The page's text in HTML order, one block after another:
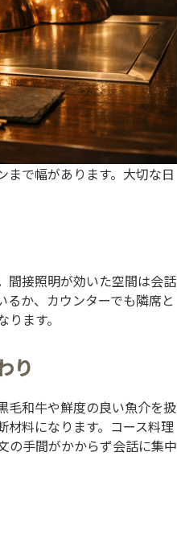
まで幅があります。大切な日
間接照明が効いた空間は会話
か、カウンターでも隣席と
ます。
り
毛和牛や鮮度の良い魚介を扱
材料になります。コース料理
の手間がかからず会話に集中